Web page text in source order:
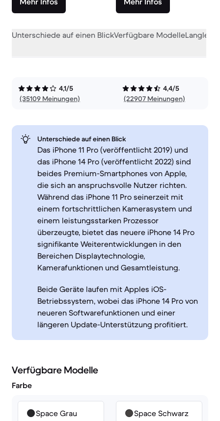
Unterschiede auf einen BlickVerfügbare Modelle
4,1/5
(35109 Meinungen)
4,4/5
(22907 Meinungen)
Unterschiede auf einen Blick
Das iPhone 11 Pro (veröffentlicht 2019) und
das iPhone 14 Pro (veröffentlicht 2022) sind
beides Premium-Smartphones von Apple,
die sich an anspruchsvolle Nutzer richten.
Während das iPhone 11 Pro seinerzeit mit
einem fortschrittlichen Kamerasystem und
einem leistungsstarken Prozessor
überzeugte, bietet das neuere iPhone 14 Pro
signifikante Weiterentwicklungen in den
Bereichen Displaytechnologie,
Kamerafunktionen und Gesamtleistung.
Beide Geräte laufen mit Apples iOS-
Betriebssystem, wobei das iPhone 14 Pro von
neueren Softwarefunktionen und einer
längeren Update-Unterstützung profitiert.
Verfügbare Modelle
Farbe
Space Grau Space Schwarz